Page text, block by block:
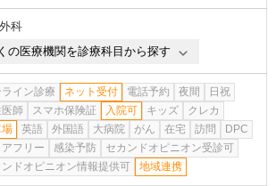
科
の医療機関を診療科目から探す
ライン診療 ネット受付 電話予約 夜間
日祝
師
スマホ保険証 入院可 キッズ
クレカ
英語 外国語 大病院 がん 在宅 訪問
DPC
フリー
感染予防
セカンドオピニオン受診可
ンドオピニオン情報提供可
地域連携